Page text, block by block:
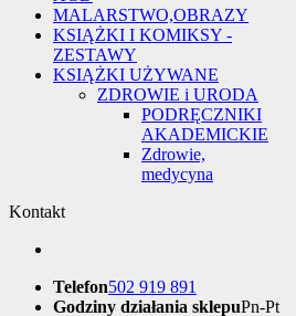
MALARSTWO,OBRAZY
KSIĄŻKI I KOMIKSY -
ZESTAWY
KSIĄŻKI UŻYWANE
ZDROWIE i URODA
PODRĘCZNIKI
AKADEMICKIE
Zdrowie,
medycyna
Kontakt
Telefon502 919 891
Godziny działania sklepuPn-Pt